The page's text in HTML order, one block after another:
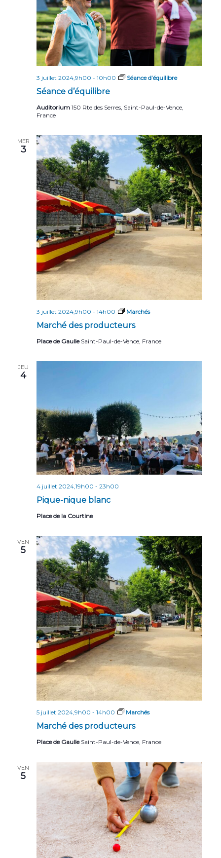
Séance d’équilibre
3 juillet 2024,9h00 - 10h00 Séance d’équilibre
Auditorium 150 Rte des Serres, Saint-Paul-de-Vence,
France
MER
3
Marché des producteurs
3 juillet 2024,9h00 - 14h00 Marchés
Place de Gaulle Saint-Paul-de-Vence, France
JEU
4
Pique-nique blanc
4 juillet 2024,19h00 - 23h00
Place de la Courtine
VEN
5
Marché des producteurs
5 juillet 2024,9h00 - 14h00 Marchés
Place de Gaulle Saint-Paul-de-Vence, France
VEN
5